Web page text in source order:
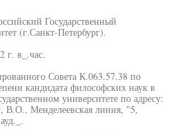
Государственный
(г.Санкт-Петербург).
г. в_.час.
Совета К.063.57.38 по
кандидата философских наук в
университете по адресу:
В.О., Менделеевская линия, "5,